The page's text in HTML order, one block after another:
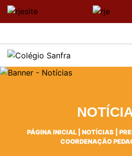
PÁGINA INICIAL| NOTÍCIAS
COORDENAÇÃO